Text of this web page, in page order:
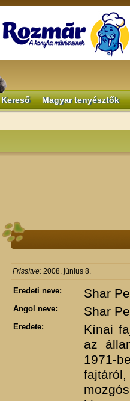
Kereső Magyar tenyésztők
Frissítve: 2008. június 8.
Eredeti neve: Shar
Angol neve: Shar
Eredete:
Kínai
az
1971-